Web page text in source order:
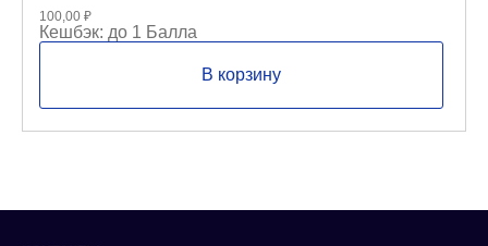
100,00 ₽
Кешбэк: до 1 Балла
В корзину